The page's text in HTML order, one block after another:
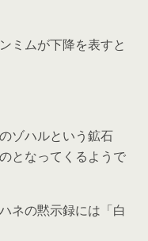
ミムが下降を表すと
ゾハルという鉱石
となってくるようで
ネの黙示録には「白